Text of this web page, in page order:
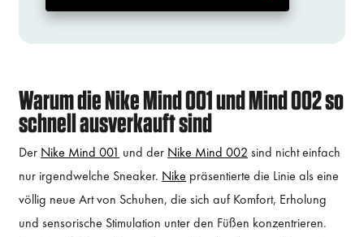
Warum die Nike Mind 001 und Mind 002 so
schnell ausverkauft sind
Der Nike Mind 001 und der Nike Mind 002 sind nicht einfach
nur irgendwelche Sneaker. Nike präsentierte die Linie als eine
völlig neue Art von Schuhen, die sich auf Komfort, Erholung
und sensorische Stimulation unter den Füßen konzentrieren.